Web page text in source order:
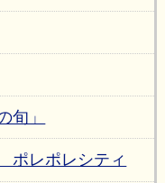
旬」
ポレポレシティ